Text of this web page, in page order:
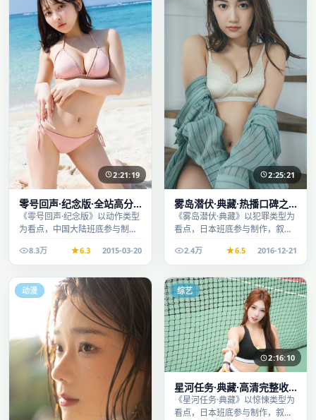
2:21:19
零号回声·纪念版·全站高分
推荐节奏紧凑值得追看
《零号回声·纪念版》以动作类型
为看点，中国大陆班底参与制
休闲时段观看。
8.3万 6.3 2015-03-20
2:25:21
雾岛潜伏·典藏·热播口碑之
作剧情扎实演技在线
《雾岛潜伏·典藏》以犯罪类型为
看点，日本班底参与制作，叙事
观看。
2.4万 6.5 2016-12-21
动漫 综艺
2:16:10
星河任务·典藏·高清完整收
录适合周末一口气刷完
《星河任务·典藏》以惊悚类型为
看点，日本班底参与制作，叙事